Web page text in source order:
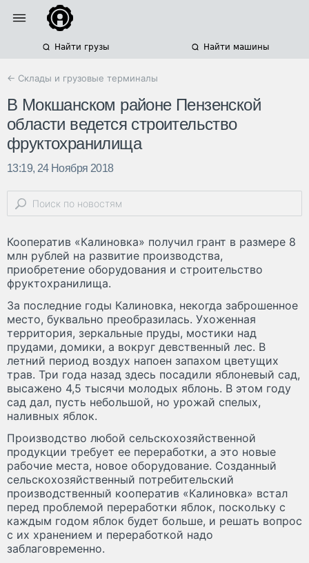
Найти грузы Найти машины
← Склады и грузовые терминалы
В Мокшанском районе Пензенской
области ведется строительство
фруктохранилища
13:19, 24 Ноября 2018
Кооператив «Калиновка» получил грант в размере 8
млн рублей на развитие производства,
приобретение оборудования и строительство
фруктохранилища.
За последние годы Калиновка, некогда заброшенное
место, буквально преобразилась. Ухоженная
территория, зеркальные пруды, мостики над
прудами, домики, а вокруг девственный лес. В
летний период воздух напоен запахом цветущих
трав. Три года назад здесь посадили яблоневый сад,
высажено 4,5 тысячи молодых яблонь. В этом году
сад дал, пусть небольшой, но урожай спелых,
наливных яблок.
Производство любой сельскохозяйственной
продукции требует ее переработки, а это новые
рабочие места, новое оборудование. Созданный
сельскохозяйственный потребительский
производственный кооператив «Калиновка» встал
перед проблемой переработки яблок, поскольку с
каждым годом яблок будет больше, и решать вопрос
с их хранением и переработкой надо
заблаговременно.